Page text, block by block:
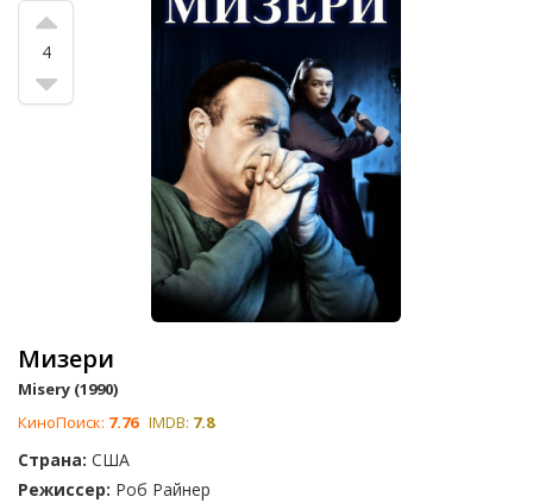
4
Мизери
Misery (1990)
КиноПоиск: 7.76 IMDB: 7.8
Страна: США
Режиссер: Роб Райнер